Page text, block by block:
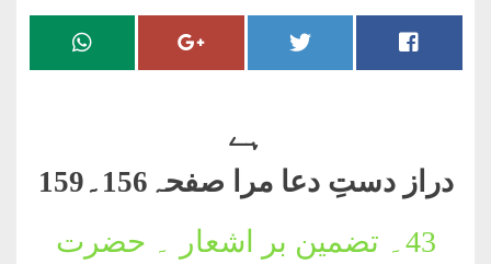
کلام
مختار
ہے
دراز دستِ دعا مرا صفحہ156۔159
43۔
تضمین بر اشعار ۔ حضرت